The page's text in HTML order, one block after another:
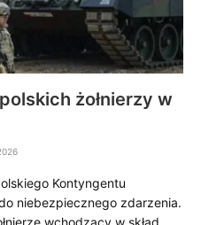
żołnierzy w
Kontyngentu
niebezpiecznego zdarzenia.
wchodzący w skład…